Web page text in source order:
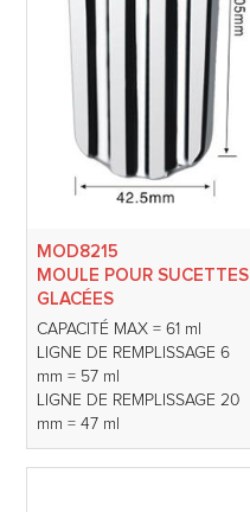
MOD8215
MOULE POUR SUCETTES
GLACÉES
CAPACITÉ MAX = 61 ml
LIGNE DE REMPLISSAGE 6
mm = 57 ml
LIGNE DE REMPLISSAGE 20
mm = 47 ml